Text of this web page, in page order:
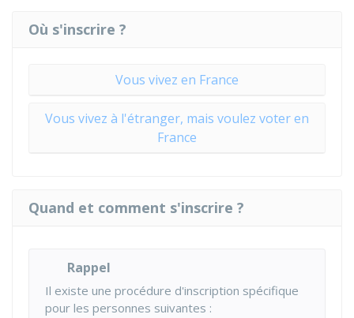
Où s'inscrire ?
Vous vivez en France
Vous vivez à l'étranger, mais voulez voter en
France
Quand et comment s'inscrire ?
Rappel
Il existe une procédure d'inscription spécifique
pour les personnes suivantes :